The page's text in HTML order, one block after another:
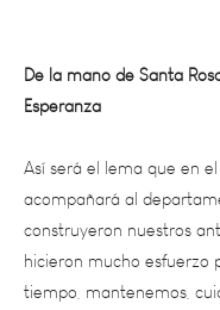
Esperanza
Así será el lema que en el
acompañará al
construyeron nuestros
hicieron mucho esfuerzo
tiempo, mantenemos,
contemplamos, hoy